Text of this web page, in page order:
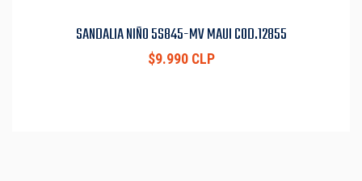
SANDALIA NIÑO 5S845-MV MAUI COD.12855
$9.990 CLP